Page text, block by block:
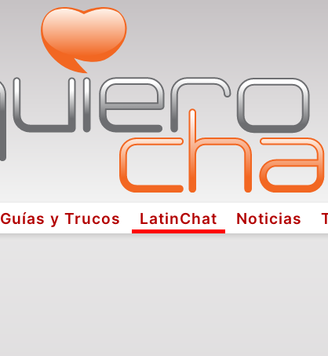
Guías y Trucos LatinChat Noticias